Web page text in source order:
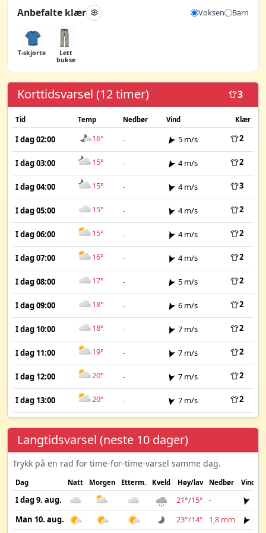
Anbefalte klær Voksen Barn
T-skjorte
Lett
bukse
Korttidsvarsel (12 timer) 3
Tid Temp Nedbør Vind Klær
I dag 02:00 16° - 5 m/s 2
I dag 03:00 15° - 4 m/s 2
I dag 04:00 15° - 4 m/s 3
I dag 05:00 15° - 4 m/s 2
I dag 06:00 15° - 4 m/s 2
I dag 07:00 16° - 4 m/s 2
I dag 08:00 17° - 5 m/s 2
I dag 09:00 18° - 6 m/s 2
I dag 10:00 18° - 7 m/s 2
I dag 11:00 19° - 7 m/s 2
I dag 12:00 20° - 7 m/s 2
I dag 13:00 20° - 7 m/s 2
Langtidsvarsel (neste 10 dager)
Trykk på en rad for time-for-time-varsel samme dag.
Dag Natt Morgen Etterm. Kveld Høy/lav Nedbør Vind
I dag 9. aug. 21°/15° -
7
Man 10. aug.
23°/14° 1,8 mm
6